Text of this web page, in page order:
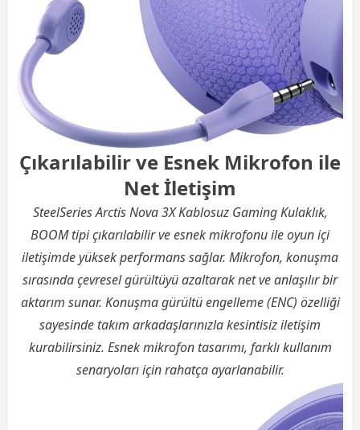
Çıkarılabilir ve Esnek Mikrofon ile
Net İletişim
SteelSeries Arctis Nova 3X Kablosuz Gaming Kulaklık,
BOOM tipi çıkarılabilir ve esnek mikrofonu ile oyun içi
iletişimde yüksek performans sağlar. Mikrofon, konuşma
sırasında çevresel gürültüyü azaltarak net ve anlaşılır bir
aktarım sunar. Konuşma gürültü engelleme (ENC) özelliği
sayesinde takım arkadaşlarınızla kesintisiz iletişim
kurabilirsiniz. Esnek mikrofon tasarımı, farklı kullanım
senaryoları için rahatça ayarlanabilir.